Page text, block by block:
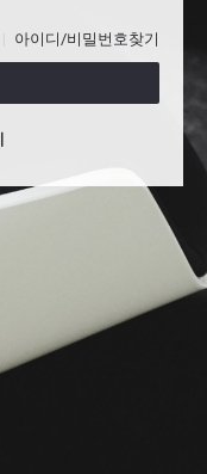
아이디/비밀번호찾기